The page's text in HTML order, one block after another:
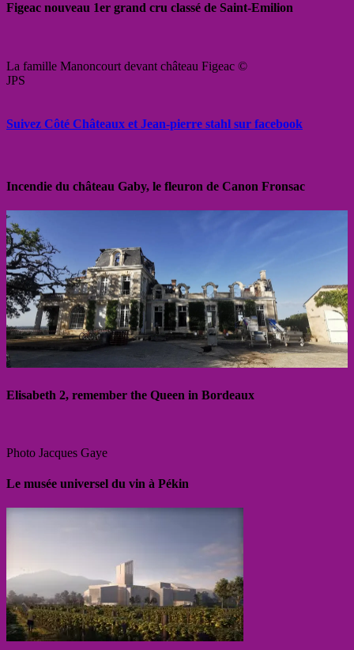
Figeac nouveau 1er grand cru classé de Saint-Emilion
La famille Manoncourt devant château Figeac ©
JPS
Suivez Côté Châteaux et Jean-pierre stahl sur facebook
Incendie du château Gaby, le fleuron de Canon Fronsac
Elisabeth 2, remember the Queen in Bordeaux
Photo Jacques Gaye
Le musée universel du vin à Pékin